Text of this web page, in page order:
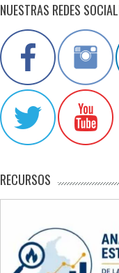
NUESTRAS REDES
RECURSOS